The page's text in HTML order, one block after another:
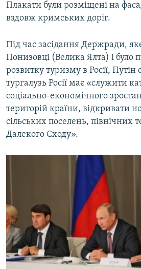
Плакати були розміщені на
вздовж кримських доріг.
Під час засідання Держради,
Понизовці (Велика Ялта) і було
розвитку туризму в Росії, Путін
тургалузь Росії має «служити
соціально-економічного
територій країни, відкривати
сільських поселень, північних
Далекого Сходу».